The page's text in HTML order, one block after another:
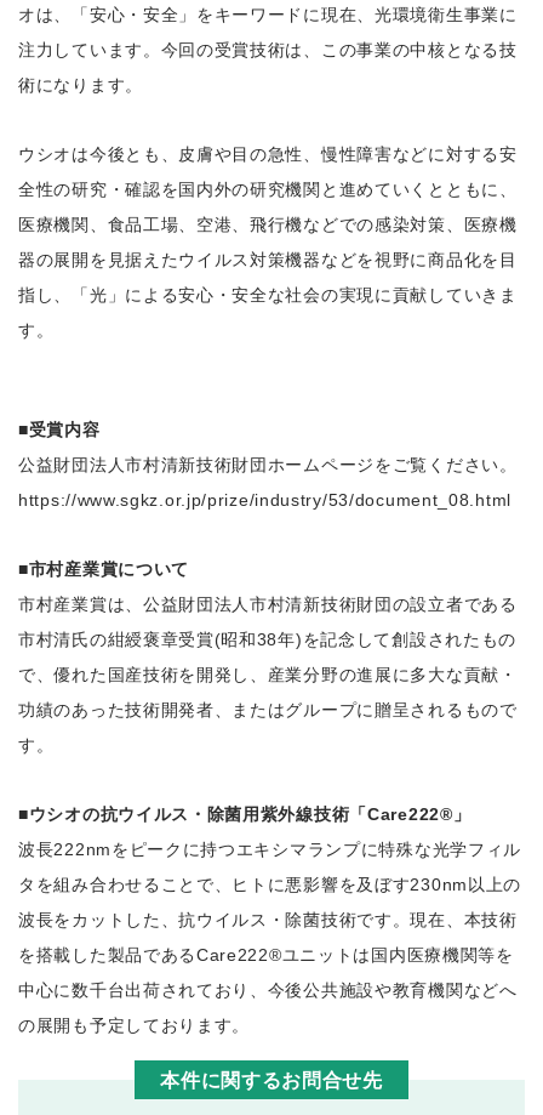
オは、「安心・安全」をキーワードに現在、光環境衛生事業に
注力しています。今回の受賞技術は、この事業の中核となる技
術になります。
ウシオは今後とも、皮膚や目の急性、慢性障害などに対する安
全性の研究・確認を国内外の研究機関と進めていくとともに、
医療機関、食品工場、空港、飛行機などでの感染対策、医療機
器の展開を見据えたウイルス対策機器などを視野に商品化を目
指し、「光」による安心・安全な社会の実現に貢献していきま
す。
■受賞内容
公益財団法人市村清新技術財団ホームページをご覧ください。
https://www.sgkz.or.jp/prize/industry/53/document_08.html
■市村産業賞について
市村産業賞は、公益財団法人市村清新技術財団の設立者である
市村清氏の紺綬褒章受賞(昭和38年)を記念して創設されたもの
で、優れた国産技術を開発し、産業分野の進展に多大な貢献・
功績のあった技術開発者、またはグループに贈呈されるもので
す。
■ウシオの抗ウイルス・除菌用紫外線技術「Care222®」
波長222nmをピークに持つエキシマランプに特殊な光学フィル
タを組み合わせることで、ヒトに悪影響を及ぼす230nm以上の
波長をカットした、抗ウイルス・除菌技術です。現在、本技術
を搭載した製品であるCare222®ユニットは国内医療機関等を
中心に数千台出荷されており、今後公共施設や教育機関などへ
の展開も予定しております。
本件に関するお問合せ先